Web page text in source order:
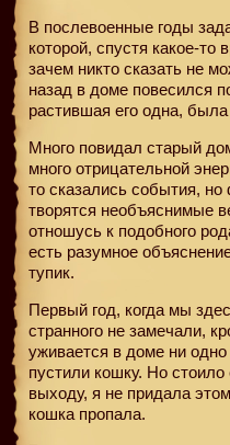
В послевоенные годы
которой, спустя какое-
зачем никто сказать не
назад в доме повесился
растившая его одна,
Много повидал старый
много отрицательной
то сказались события,
творятся необъяснимые
отношусь к подобного
есть разумное
тупик.
Первый год, когда мы
странного не замечали,
уживается в доме ни
пустили кошку. Но стоило
выходу, я не придала
кошка пропала.